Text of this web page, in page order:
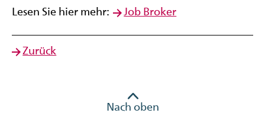
Lesen Sie hier mehr: Job Broker
Zurück
Nach oben